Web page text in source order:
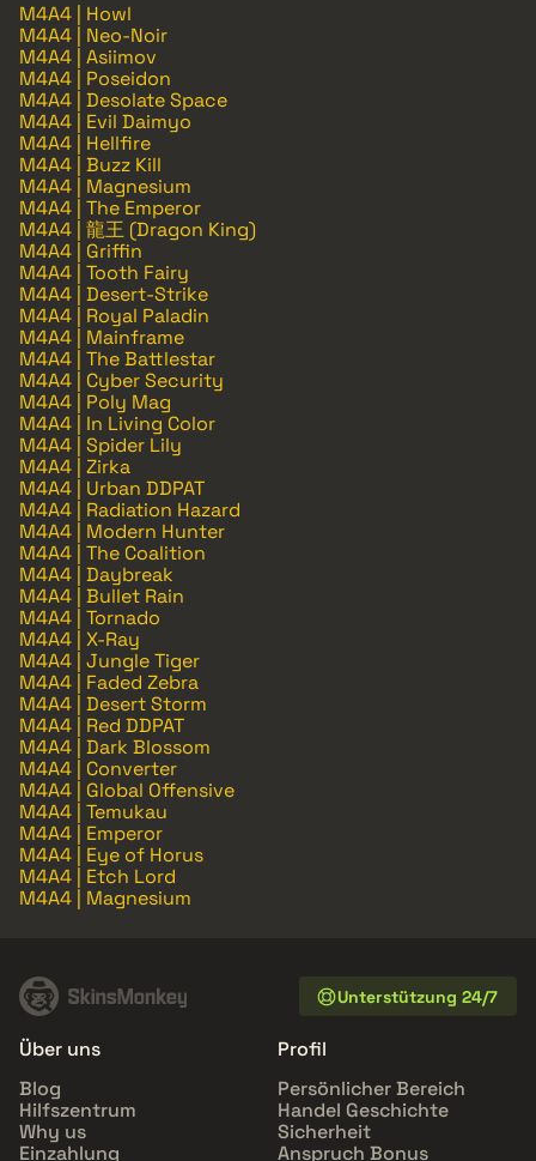
M4A4 | Howl
M4A4 | Neo-Noir
M4A4 | Asiimov
M4A4 | Poseidon
M4A4 | Desolate Space
M4A4 | Evil Daimyo
M4A4 | Hellfire
M4A4 | Buzz Kill
M4A4 | Magnesium
M4A4 | The Emperor
M4A4 | 龍王 (Dragon King)
M4A4 | Griffin
M4A4 | Tooth Fairy
M4A4 | Desert-Strike
M4A4 | Royal Paladin
M4A4 | Mainframe
M4A4 | The Battlestar
M4A4 | Cyber Security
M4A4 | Poly Mag
M4A4 | In Living Color
M4A4 | Spider Lily
M4A4 | Zirka
M4A4 | Urban DDPAT
M4A4 | Radiation Hazard
M4A4 | Modern Hunter
M4A4 | The Coalition
M4A4 | Daybreak
M4A4 | Bullet Rain
M4A4 | Tornado
M4A4 | X-Ray
M4A4 | Jungle Tiger
M4A4 | Faded Zebra
M4A4 | Desert Storm
M4A4 | Red DDPAT
M4A4 | Dark Blossom
M4A4 | Converter
M4A4 | Global Offensive
M4A4 | Temukau
M4A4 | Emperor
M4A4 | Eye of Horus
M4A4 | Etch Lord
M4A4 | Magnesium
Unterstützung 24/7
Über uns
Blog
Hilfszentrum
Why us
Einzahlung
Profil
Persönlicher Bereich
Handel Geschichte
Sicherheit
Anspruch Bonus